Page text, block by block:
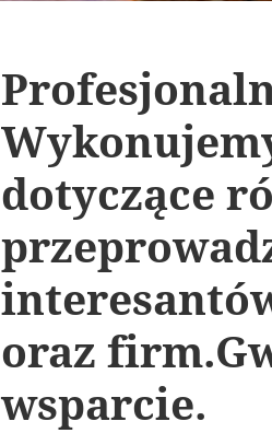
dotyczące
oraz
wsparcie.